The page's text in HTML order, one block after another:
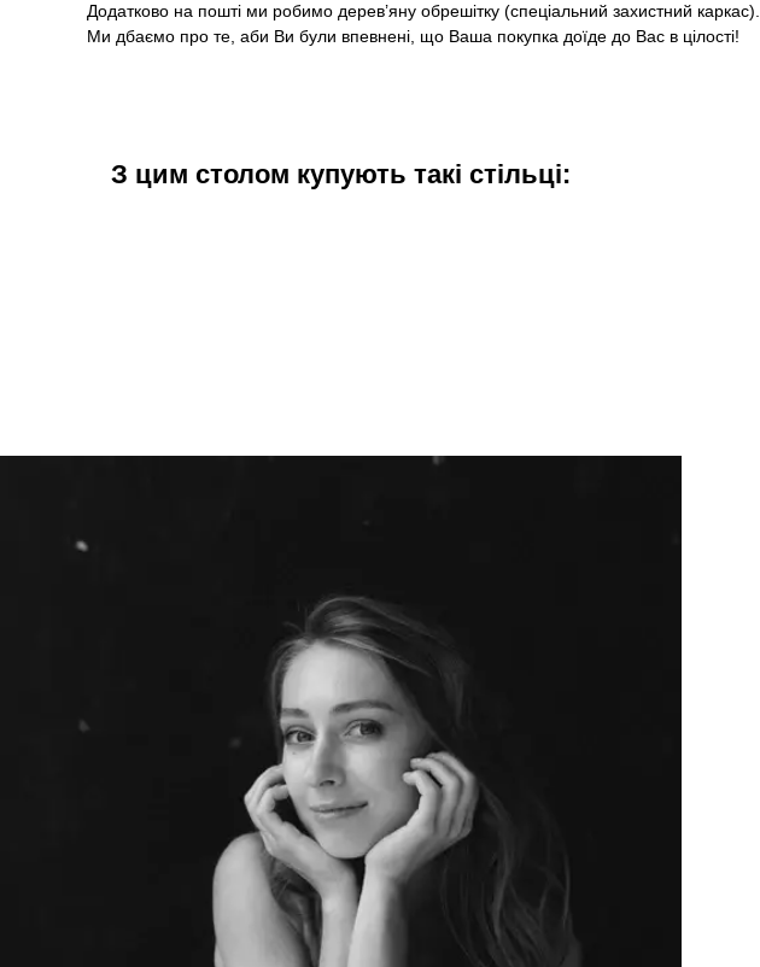
Додатково на пошті ми робимо дерев’яну обрешітку (спеціальний захистний каркас).
Ми дбаємо про те, аби Ви були впевнені, що Ваша покупка доїде до Вас в цілості!
З цим столом купують такі стільці: